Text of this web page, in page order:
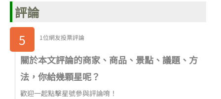
評論
5
1位網友投票評論
關於本文評論的商家、商品、景點、議題、方
法，你給幾顆星呢？
歡迎一起點擊星號參與評論唷！